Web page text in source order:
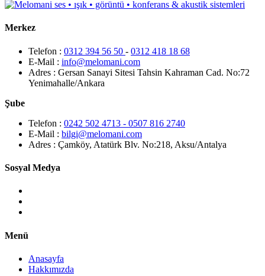
Merkez
Telefon : 0312 394 56 50 - 0312 418 18 68
E-Mail : info@melomani.com
Adres : Gersan Sanayi Sitesi Tahsin Kahraman Cad. No:72
Yenimahalle/Ankara
Şube
Telefon : 0242 502 4713 - 0507 816 2740
E-Mail : bilgi@melomani.com
Adres : Çamköy, Atatürk Blv. No:218, Aksu/Antalya
Sosyal Medya
Menü
Anasayfa
Hakkımızda